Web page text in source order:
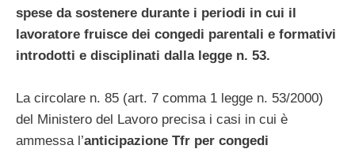
spese da sostenere durante i periodi in cui il
lavoratore fruisce dei congedi parentali e formativi
introdotti e disciplinati dalla legge n. 53.
La circolare n. 85 (art. 7 comma 1 legge n. 53/2000)
del Ministero del Lavoro precisa i casi in cui è
ammessa l’anticipazione Tfr per congedi